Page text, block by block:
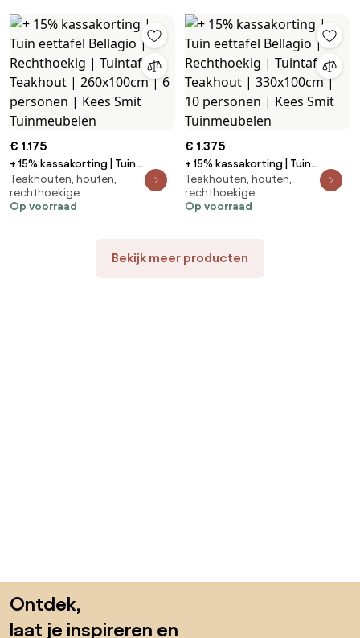
€ 1.175
+ 15% kassakorting | Tuin
eettafel Bellagio | Rechthoekig |
Tuintafel Teakhout |
260x100cm | 6 personen | Kees
Teakhouten, houten,
rechthoekige
Op voorraad
€ 1.375
+ 15% kassakorting | Tuin
eettafel Bellagio | Rechthoekig |
Tuintafel Teakhout | 330x100cm
| 10 personen | Kees Smit
Teakhouten, houten,
rechthoekige
Op voorraad
Bekijk meer producten
Ontdek,
laat je inspireren en